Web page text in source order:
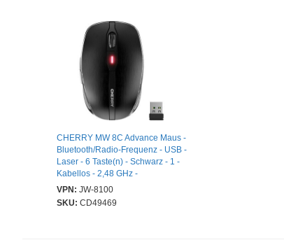
CHERRY MW 8C Advance Maus -
Bluetooth/Radio-Frequenz - USB -
Laser - 6 Taste(n) - Schwarz - 1 -
Kabellos - 2,48 GHz -
wiederaufladbar - 3200 dpi
Auflösung - Scroll-Rad -
VPN: JW-8100
SKU: CD49469